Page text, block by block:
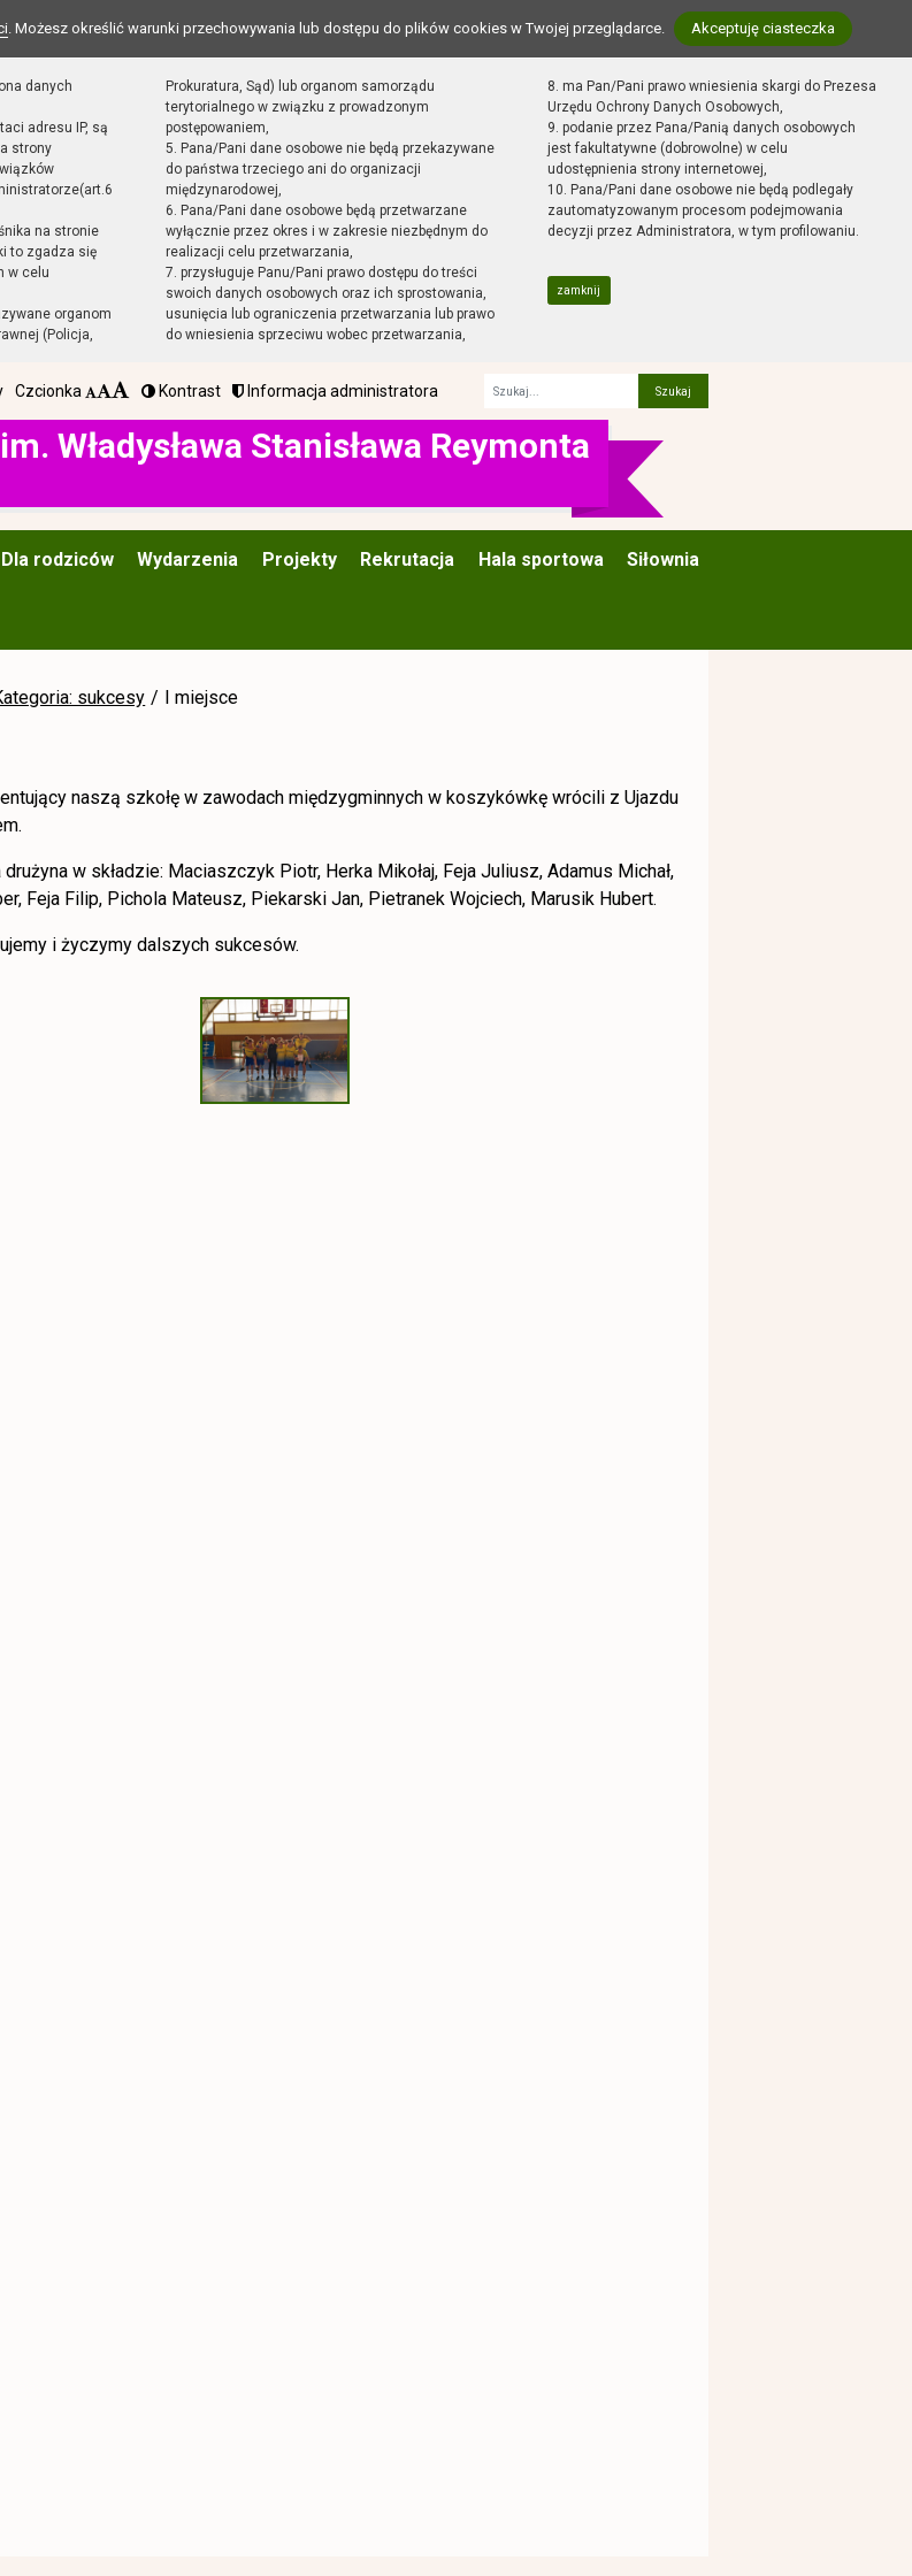
. Możesz określić warunki przechowywania lub dostępu do plików cookies w Twojej przeglądarce. Akceptuję ciasteczka
danych
adresu IP, są
strony
na stronie
to zgadza się
w celu
organom
(Policja,
Prokuratura, Sąd) lub organom samorządu
terytorialnego w związku z prowadzonym
postępowaniem,
5. Pana/Pani dane osobowe nie będą przekazywane
do państwa trzeciego ani do organizacji
międzynarodowej,
6. Pana/Pani dane osobowe będą przetwarzane
wyłącznie przez okres i w zakresie niezbędnym do
realizacji celu przetwarzania,
7. przysługuje Panu/Pani prawo dostępu do treści
swoich danych osobowych oraz ich sprostowania,
usunięcia lub ograniczenia przetwarzania lub prawo
do wniesienia sprzeciwu wobec przetwarzania,
8. ma Pan/Pani prawo wniesienia skargi do Prezesa
Urzędu Ochrony Danych Osobowych,
9. podanie przez Pana/Panią danych osobowych
jest fakultatywne (dobrowolne) w celu
udostępnienia strony internetowej,
10. Pana/Pani dane osobowe nie będą podlegały
zautomatyzowanym procesom podejmowania
decyzji przez Administratora, w tym profilowaniu.
zamknij
Czcionka Kontrast Informacja administratora
Władysława Stanisława Reymonta
Dla rodziców Wydarzenia Projekty Rekrutacja Hala sportowa Siłownia
sukcesy I miejsce
naszą szkołę w zawodach międzygminnych w koszykówkę wrócili z Ujazdu
w składzie: Maciaszczyk Piotr, Herka Mikołaj, Feja Juliusz, Adamus Michał,
Feja Filip, Pichola Mateusz, Piekarski Jan, Pietranek Wojciech, Marusik Hubert.
i życzymy dalszych sukcesów.